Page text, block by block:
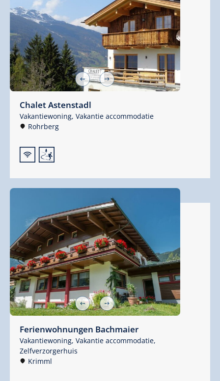
Chalet Astenstadl
Vakantiewoning, Vakantie accommodatie
Rohrberg
🜉🞷
Ferienwohnungen Bachmaier
Vakantiewoning, Vakantie accommodatie,
Zelfverzorgerhuis
Krimml